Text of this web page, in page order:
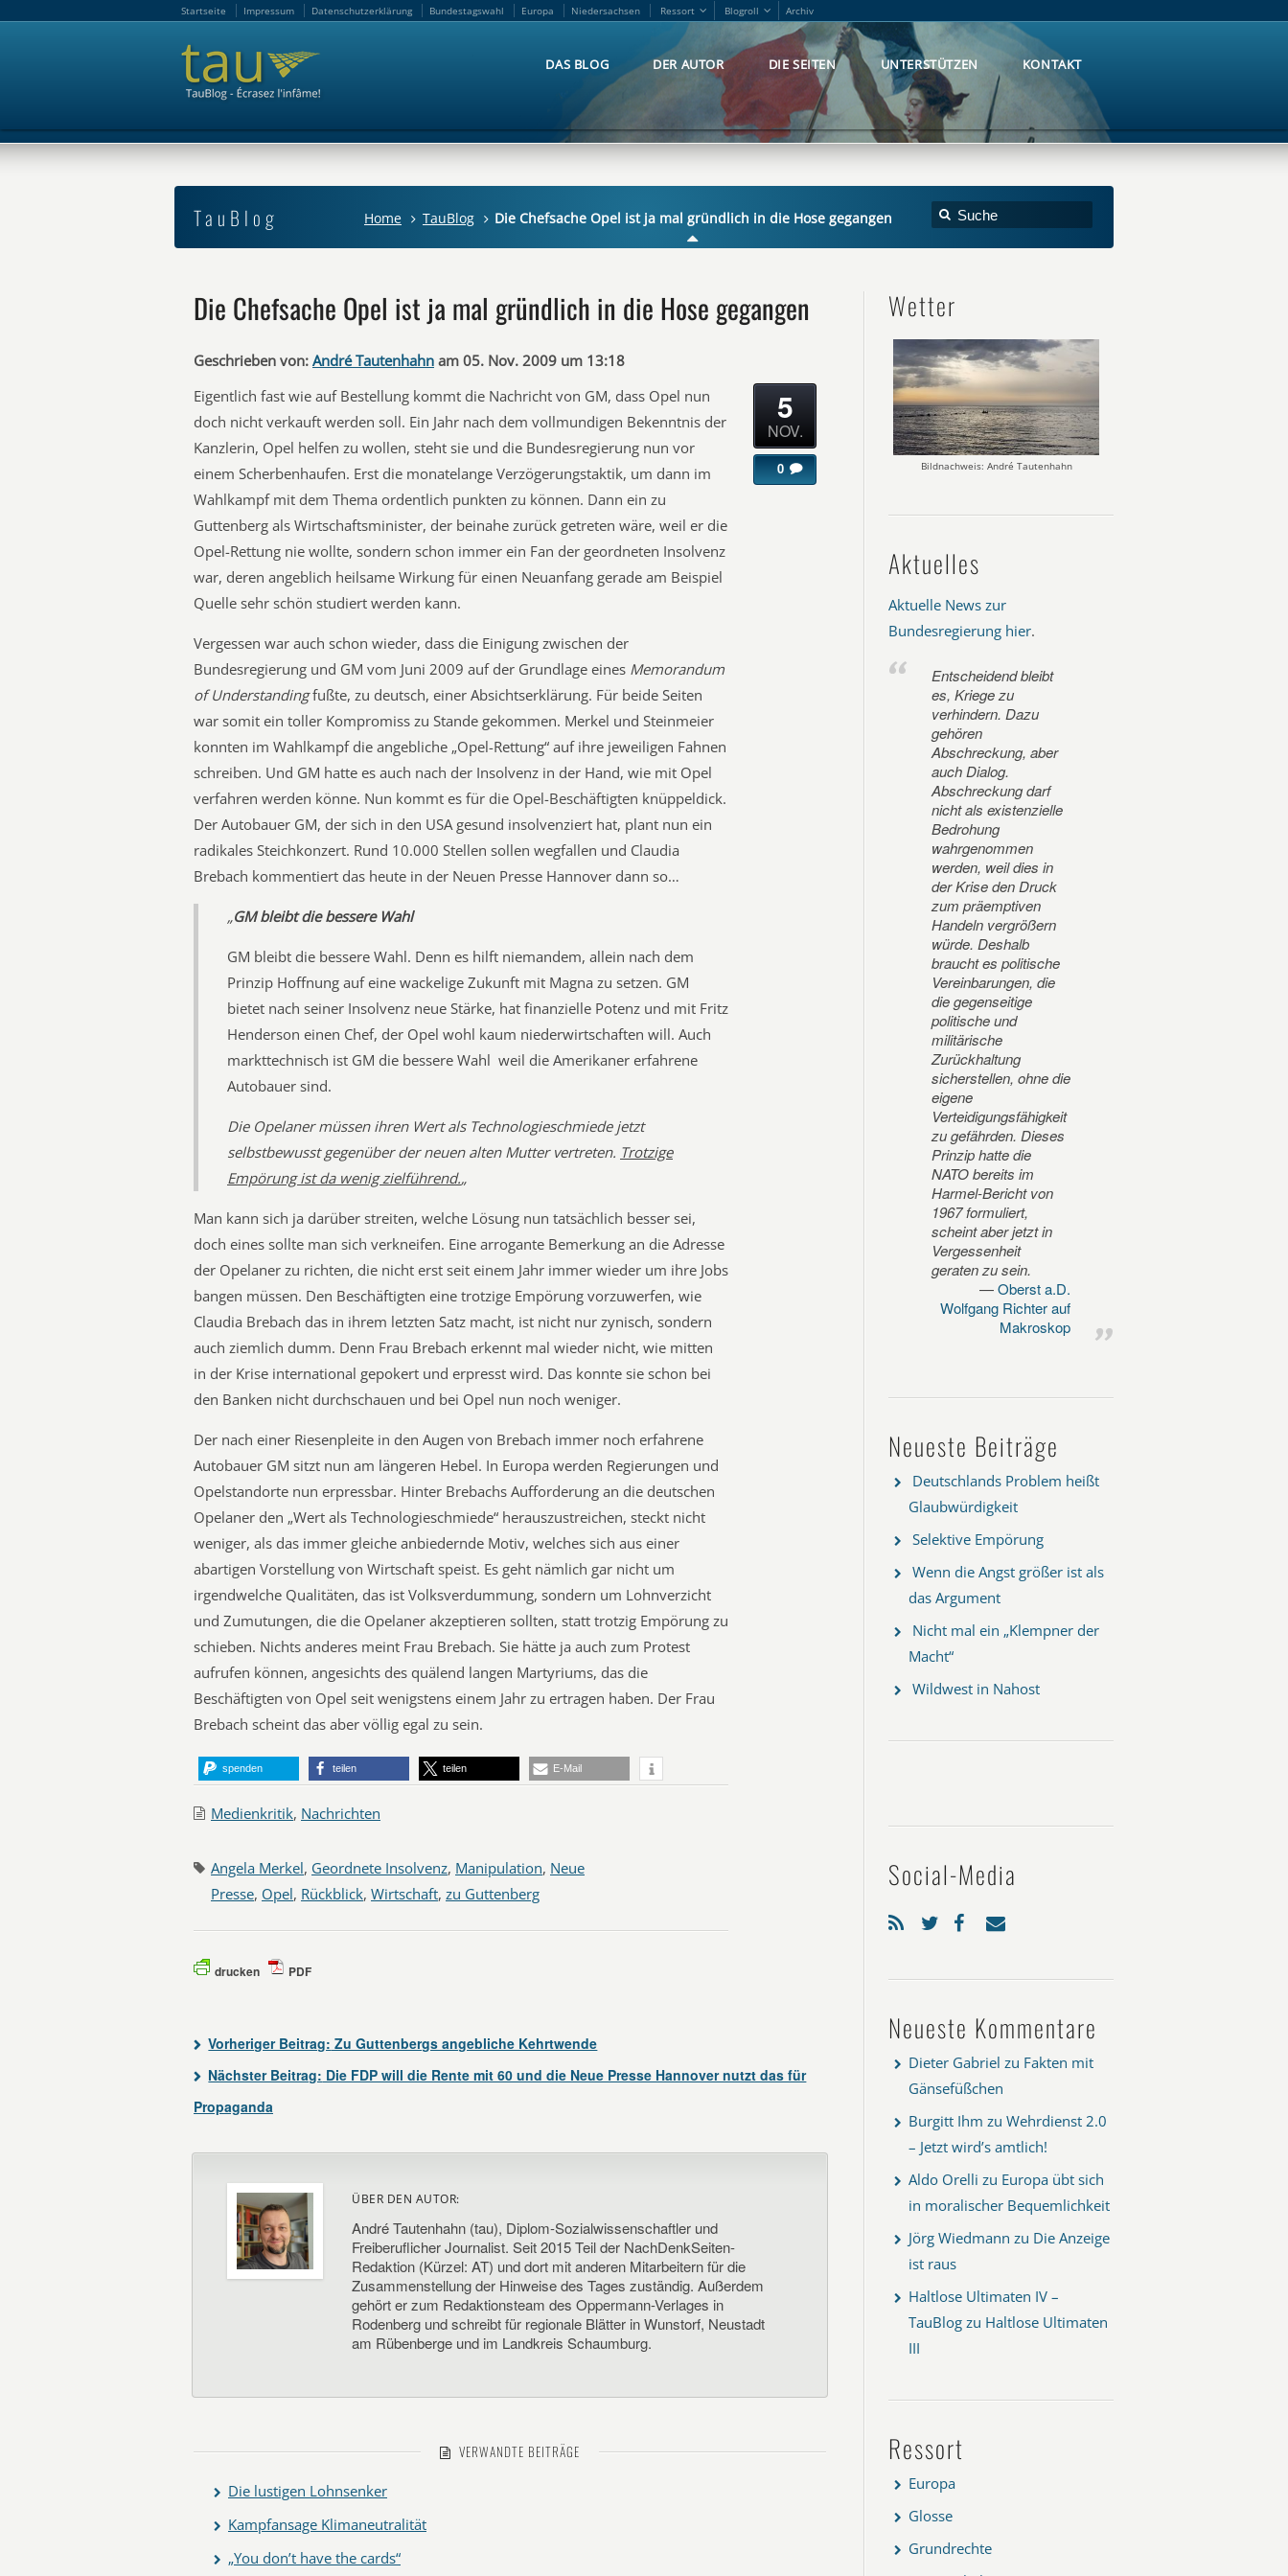
Startseite Impressum Datenschutzerklärung Bundestagswahl Europa Niedersachsen Ressort Blogroll Archiv
DAS BLOG DER AUTOR DIE SEITEN UNTERSTÜTZEN KONTAKT
TauBlog Home TauBlog Die Chefsache Opel ist ja mal gründlich in die Hose gegangen
Die Chefsache Opel ist ja mal gründlich in die Hose gegangen
Geschrieben von: André Tautenhahn am 05. Nov. 2009 um 13:18
Eigentlich fast wie auf Bestellung kommt die Nachricht von GM, dass Opel nun
doch nicht verkauft werden soll. Ein Jahr nach dem vollmundigen Bekenntnis der
Kanzlerin, Opel helfen zu wollen, steht sie und die Bundesregierung nun vor
einem Scherbenhaufen. Erst die monatelange Verzögerungstaktik, um dann im
Wahlkampf mit dem Thema ordentlich punkten zu können. Dann ein zu
Guttenberg als Wirtschaftsminister, der beinahe zurück getreten wäre, weil er die
Opel-Rettung nie wollte, sondern schon immer ein Fan der geordneten Insolvenz
war, deren angeblich heilsame Wirkung für einen Neuanfang gerade am Beispiel
Quelle sehr schön studiert werden kann.
Vergessen war auch schon wieder, dass die Einigung zwischen der
Bundesregierung und GM vom Juni 2009 auf der Grundlage eines Memorandum
of Understandingfußte, zu deutsch, einer Absichtserklärung. Für beide Seiten
war somit ein toller Kompromiss zu Stande gekommen. Merkel und Steinmeier
konnten im Wahlkampf die angebliche „Opel-Rettung“ auf ihre jeweiligen Fahnen
schreiben. Und GM hatte es auch nach der Insolvenz in der Hand, wie mit Opel
verfahren werden könne. Nun kommt es für die Opel-Beschäftigten knüppeldick.
Der Autobauer GM, der sich in den USA gesund insolvenziert hat, plant nun ein
radikales Steichkonzert. Rund 10.000 Stellen sollen wegfallen und Claudia
Brebach kommentiert das heute in der Neuen Presse Hannover dann so…
„GM bleibt die bessere Wahl
GM bleibt die bessere Wahl. Denn es hilft niemandem, allein nach dem
Prinzip Hoffnung auf eine wackelige Zukunft mit Magna zu setzen. GM
bietet nach seiner Insolvenz neue Stärke, hat finanzielle Potenz und mit Fritz
Henderson einen Chef, der Opel wohl kaum niederwirtschaften will. Auch
markttechnisch ist GM die bessere Wahl  weil die Amerikaner erfahrene
Autobauer sind.
Die Opelaner müssen ihren Wert als Technologieschmiede jetzt
selbstbewusst gegenüber der neuen alten Mutter vertreten. Trotzige
Empörung ist da wenig zielführend.„
Man kann sich ja darüber streiten, welche Lösung nun tatsächlich besser sei,
doch eines sollte man sich verkneifen. Eine arrogante Bemerkung an die Adresse
der Opelaner zu richten, die nicht erst seit einem Jahr immer wieder um ihre Jobs
bangen müssen. Den Beschäftigten eine trotzige Empörung vorzuwerfen, wie
Claudia Brebach das in ihrem letzten Satz macht, ist nicht nur zynisch, sondern
auch ziemlich dumm. Denn Frau Brebach erkennt mal wieder nicht, wie mitten
in der Krise international gepokert und erpresst wird. Das konnte sie schon bei
den Banken nicht durchschauen und bei Opel nun noch weniger.
Der nach einer Riesenpleite in den Augen von Brebach immer noch erfahrene
Autobauer GM sitzt nun am längeren Hebel. In Europa werden Regierungen und
Opelstandorte nun erpressbar. Hinter Brebachs Aufforderung an die deutschen
Opelaner den „Wert als Technologieschmiede“ herauszustreichen, steckt nicht
weniger, als das immer gleiche anbiedernde Motiv, welches sich aus einer
abartigen Vorstellung von Wirtschaft speist. Es geht nämlich gar nicht um
irgendwelche Qualitäten, das ist Volksverdummung, sondern um Lohnverzicht
und Zumutungen, die die Opelaner akzeptieren sollten, statt trotzig Empörung zu
schieben. Nichts anderes meint Frau Brebach. Sie hätte ja auch zum Protest
aufrufen können, angesichts des quälend langen Martyriums, das die
Beschäftigten von Opel seit wenigstens einem Jahr zu ertragen haben. Der Frau
Brebach scheint das aber völlig egal zu sein.
spenden teilen teilen E-Mail
5
NOV.
0
Medienkritik, Nachrichten
Angela Merkel, Geordnete Insolvenz, Manipulation, Neue
Presse, Opel, Rückblick, Wirtschaft, zu Guttenberg
drucken PDF
Vorheriger Beitrag: Zu Guttenbergs angebliche Kehrtwende
Nächster Beitrag: Die FDP will die Rente mit 60 und die Neue Presse Hannover nutzt das für
Propaganda
ÜBER DEN AUTOR:
André Tautenhahn (tau), Diplom-Sozialwissenschaftler und
Freiberuflicher Journalist. Seit 2015 Teil der NachDenkSeiten-
Redaktion (Kürzel: AT) und dort mit anderen Mitarbeitern für die
Zusammenstellung der Hinweise des Tages zuständig. Außerdem
gehört er zum Redaktionsteam des Oppermann-Verlages in
Rodenberg und schreibt für regionale Blätter in Wunstorf, Neustadt
am Rübenberge und im Landkreis Schaumburg.
VERWANDTE BEITRÄGE
Die lustigen Lohnsenker
Kampfansage Klimaneutralität
„You don’t have the cards“
Wetter
Bildnachweis: André Tautenhahn
Aktuelles
Aktuelle News zur
Bundesregierung hier.
Entscheidend bleibt
es, Kriege zu
verhindern. Dazu
gehören
Abschreckung, aber
auch Dialog.
Abschreckung darf
nicht als existenzielle
Bedrohung
wahrgenommen
werden, weil dies in
der Krise den Druck
zum präemptiven
Handeln vergrößern
würde. Deshalb
braucht es politische
Vereinbarungen, die
die gegenseitige
politische und
militärische
Zurückhaltung
sicherstellen, ohne die
eigene
Verteidigungsfähigkeit
zu gefährden. Dieses
Prinzip hatte die
NATO bereits im
Harmel-Bericht von
1967 formuliert,
scheint aber jetzt in
Vergessenheit
geraten zu sein.
Oberst a.D.
Wolfgang Richter auf
Makroskop
Neueste Beiträge
Deutschlands Problem heißt
Glaubwürdigkeit
Selektive Empörung
Wenn die Angst größer ist als
das Argument
Nicht mal ein „Klempner der
Macht“
Wildwest in Nahost
Social-Media
Neueste Kommentare
Dieter Gabriel zu Fakten mit
Gänsefüßchen
Burgitt Ihm zu Wehrdienst 2.0
– Jetzt wird’s amtlich!
Aldo Orelli zu Europa übt sich
in moralischer Bequemlichkeit
Jörg Wiedmann zu Die Anzeige
ist raus
Haltlose Ultimaten IV –
TauBlog zu Haltlose Ultimaten
III
Ressort
Europa
Glosse
Grundrechte
Startseite Impressum Datenschutzerklärung Bundestagswahl Europa Niedersachsen Ressort Blogroll Archiv
DAS BLOG DER AUTOR DIE SEITEN UNTERSTÜTZEN KONTAKT